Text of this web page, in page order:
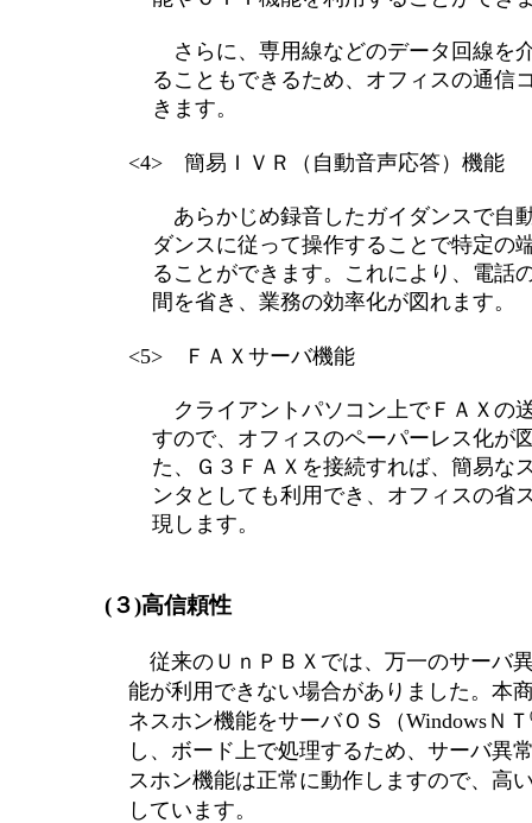
さらに、専用線などのデータ回線を
ることもできるため、オフィスの通信
きます。
<4> 簡易ＩＶＲ（自動音声応答）機能
あらかじめ録音したガイダンスで自
ダンスに従って操作することで特定の
ることができます。これにより、電話
間を省き、業務の効率化が図れます。
<5> ＦＡＸサーバ機能
クライアントパソコン上でＦＡＸの
すので、オフィスのペーパーレス化が
た、Ｇ３ＦＡＸを接続すれば、簡易な
ンタとしても利用でき、オフィスの省
現します。
(３)高信頼性
従来のＵｎＰＢＸでは、万一のサーバ
能が利用できない場合がありました。本
ネスホン機能をサーバＯＳ（WindowsＮＴ
し、ボード上で処理するため、サーバ異
スホン機能は正常に動作しますので、高
しています。